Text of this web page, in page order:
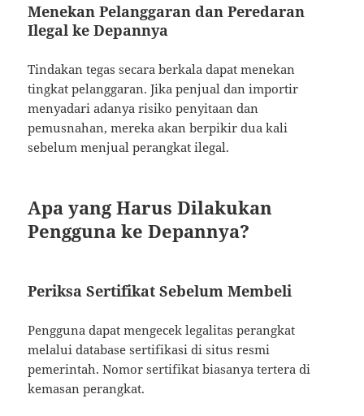
Menekan Pelanggaran dan Peredaran
Ilegal ke Depannya
Tindakan tegas secara berkala dapat menekan
tingkat pelanggaran. Jika penjual dan importir
menyadari adanya risiko penyitaan dan
pemusnahan, mereka akan berpikir dua kali
sebelum menjual perangkat ilegal.
Apa yang Harus Dilakukan
Pengguna ke Depannya?
Periksa Sertifikat Sebelum Membeli
Pengguna dapat mengecek legalitas perangkat
melalui database sertifikasi di situs resmi
pemerintah. Nomor sertifikat biasanya tertera di
kemasan perangkat.